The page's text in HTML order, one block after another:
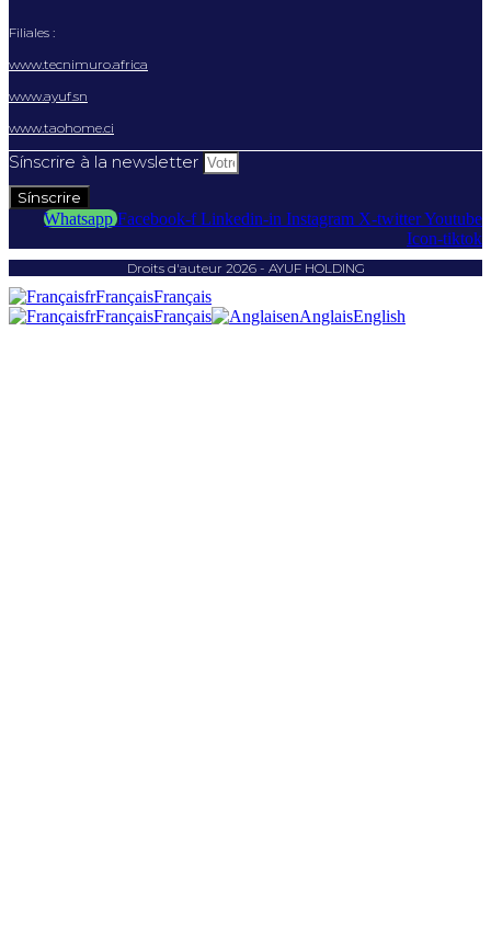
Filiales :
www.tecnimuro.africa
www.ayuf.sn
www.taohome.ci
Sínscrire à la newsletter
Sínscrire
Whatsapp Facebook-f Linkedin-in Instagram X-twitterYoutube
Icon-tiktok
Droits d'auteur 2026 - AYUF HOLDING
frFrançaisFrançais
frFrançaisFrançais enAnglaisEnglish